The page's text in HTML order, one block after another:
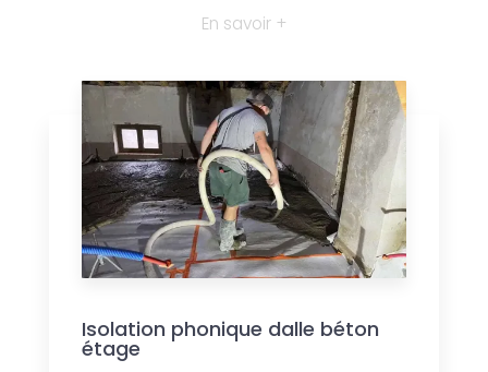
En savoir +
Isolation phonique dalle béton
étage